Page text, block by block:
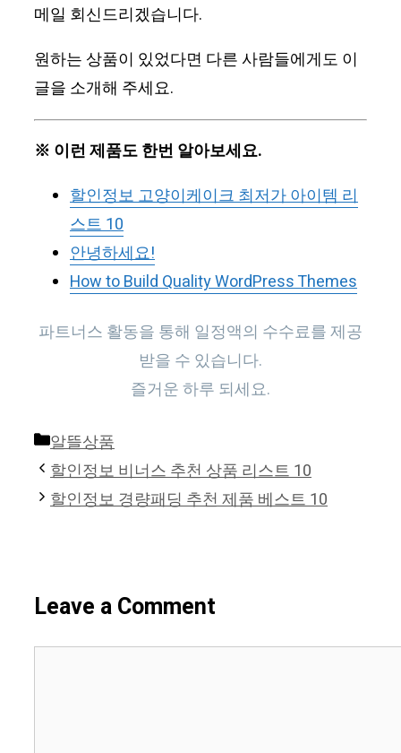
메일 회신드리겠습니다.
원하는 상품이 있었다면 다른 사람들에게도 이
글을 소개해 주세요.
※ 이런 제품도 한번 알아보세요.
할인정보 고양이케이크 최저가 아이템 리
스트 10
안녕하세요!
How to Build Quality WordPress Themes
파트너스 활동을 통해 일정액의 수수료를 제공
받을 수 있습니다.
즐거운 하루 되세요.
Categories
알뜰상품
할인정보 비너스 추천 상품 리스트 10
할인정보 경량패딩 추천 제품 베스트 10
Leave a Comment